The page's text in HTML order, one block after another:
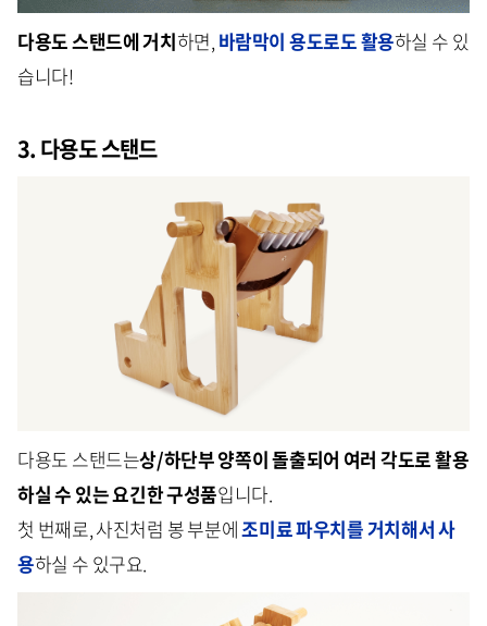
다용도 스탠드에 거치하면, 바람막이 용도로도 활용하실 수 있
습니다!
3. 다용도 스탠드
다용도 스탠드는상/하단부 양쪽이 돌출되어 여러 각도로 활용
하실 수 있는 요긴한 구성품입니다.
첫 번째로, 사진처럼 봉 부분에조미료 파우치를 거치해서 사
용하실 수 있구요.